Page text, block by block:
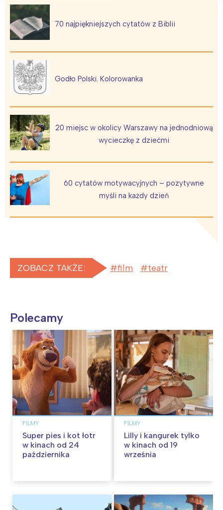
70 najpiękniejszych cytatów z Biblii
Godło Polski. Kolorowanka
20 miejsc w okolicy Warszawy na jednodniową
wycieczkę z dziećmi
60 cytatów motywacyjnych – pozytywne
myśli na każdy dzień
ZOBACZ TAKŻE: film teatr
Polecamy
FILMY
Super pies i kot łotr
w kinach od 24
października
FILMY
Lilly i kangurek tylko
w kinach od 19
września